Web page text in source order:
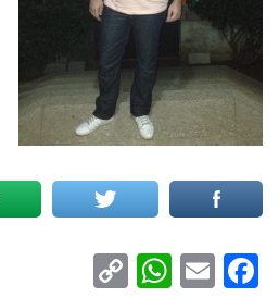
Facebook
Email
WhatsApp